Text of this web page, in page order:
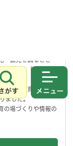
さがす
・拡充を図ること
供する「さいたま
環境教育ネットワ
ました。
の場づくりや情報の